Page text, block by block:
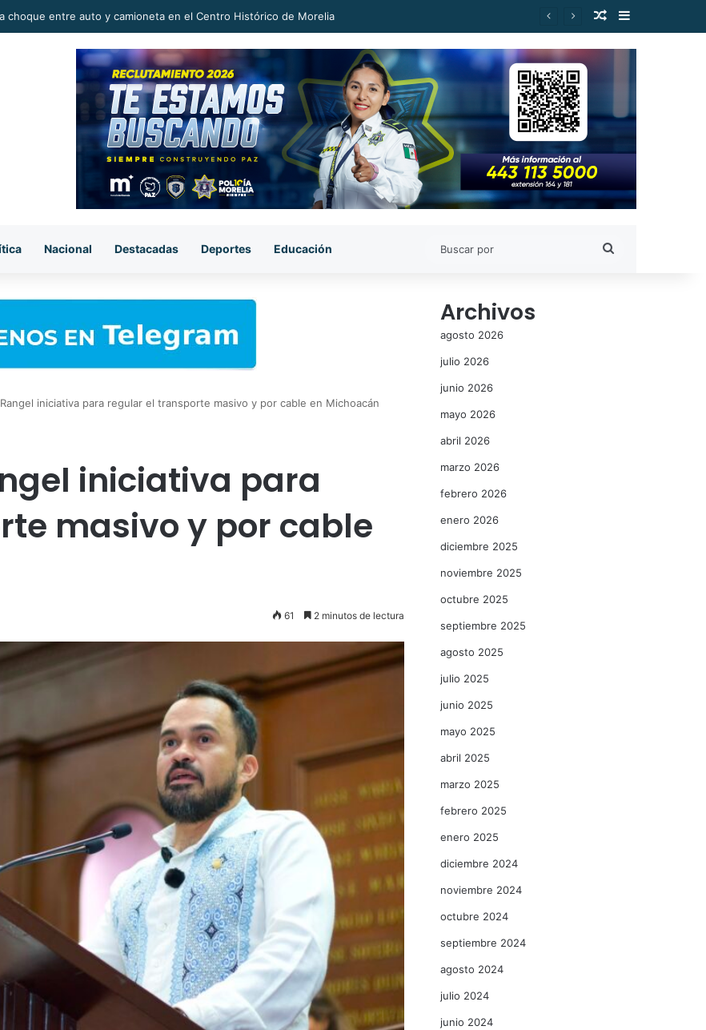
tiene potencial para conquistar mercados internacionales: Gilberto Morelos Publicación al
Barra lateral
Nacional Destacadas Deportes Educación
iniciativa para regular el transporte masivo y por cable en Michoacán
iniciativa para
masivo y por cable
61 2 minutos de lectura
Archivos
agosto 2026
julio 2026
junio 2026
mayo 2026
abril 2026
marzo 2026
febrero 2026
enero 2026
diciembre 2025
noviembre 2025
octubre 2025
septiembre 2025
agosto 2025
julio 2025
junio 2025
mayo 2025
abril 2025
marzo 2025
febrero 2025
enero 2025
diciembre 2024
noviembre 2024
octubre 2024
septiembre 2024
agosto 2024
julio 2024
junio 2024